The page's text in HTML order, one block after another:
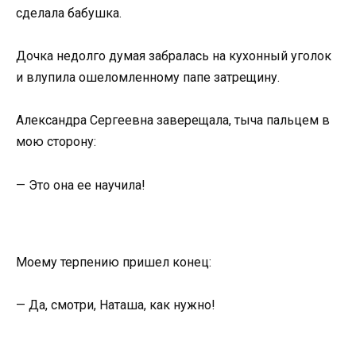
сделала бабушка.
Дочка недолго думая забралась на кухонный уголок
и влупила ошеломленному папе затрещину.
Александра Сергеевна заверещала, тыча пальцем в
мою сторону:
— Это она ее научила!
Моему терпению пришел конец:
— Да, смотри, Наташа, как нужно!